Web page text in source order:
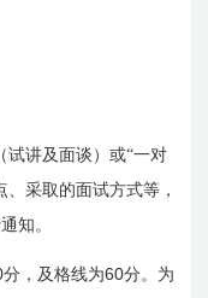
试讲及面谈）或“一对
采取的面试方式等，
知。
分，及格线为60分。为